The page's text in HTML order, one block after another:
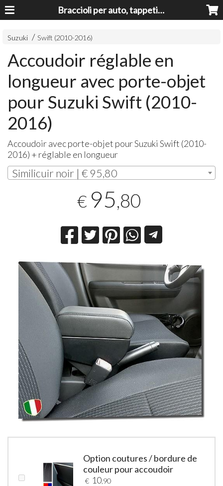
Braccioli per auto, tappeti auto, accessori auto MADE IN ITALY - Armrests, Mittelarmlehnen, Accoundoirs
Suzuki Swift (2010-2016)
Accoudoir réglable en
longueur avec porte-objet
pour Suzuki Swift (2010-
2016)
Accoudoir avec porte-objet pour Suzuki Swift (2010-
2016) + réglable en longueur
Similicuir noir | € 95,80
€ 95,80
Option coutures / bordure de
couleur pour accoudoir
€ 10 ,90